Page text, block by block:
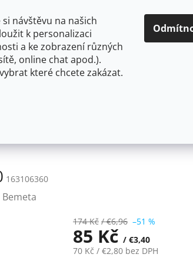
návštěvu na našich
k personalizaci
a ke zobrazení různých
online chat apod.).
které chcete zakázat.
HLEDAT
163106360
Bemeta
174 Kč / €6,96 –51 %
85 Kč / €3,40
70 Kč / €2,80 bez DPH